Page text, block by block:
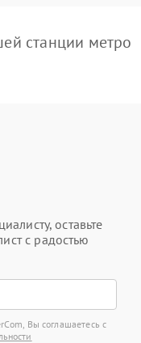
станции метро
оставьте
с радостью
Вы соглашаетесь с